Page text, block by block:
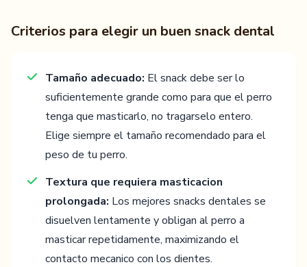
Criterios para elegir un buen snack dental
Tamaño adecuado: El snack debe ser lo
suficientemente grande como para que el perro
tenga que masticarlo, no tragarselo entero.
Elige siempre el tamaño recomendado para el
peso de tu perro.
Textura que requiera masticacion
prolongada: Los mejores snacks dentales se
disuelven lentamente y obligan al perro a
masticar repetidamente, maximizando el
contacto mecanico con los dientes.